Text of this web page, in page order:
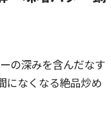
の深みを含んだなす
になくなる絶品炒め